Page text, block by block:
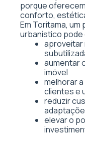
porque
conforto,
Em Toritama,
urbanístico
aproveitar
aumentar
imóvel
melhorar
clientes e
reduzir
elevar o